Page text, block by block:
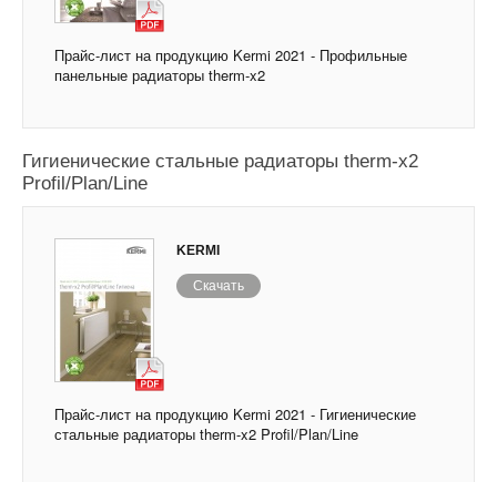
Прайс-лист на продукцию Kermi 2021 - Профильные
панельные радиаторы therm-x2
Гигиенические стальные радиаторы therm-x2
Profil/Plan/Line
KERMI
Скачать
Прайс-лист на продукцию Kermi 2021 - Гигиенические
стальные радиаторы therm-x2 Profil/Plan/Line